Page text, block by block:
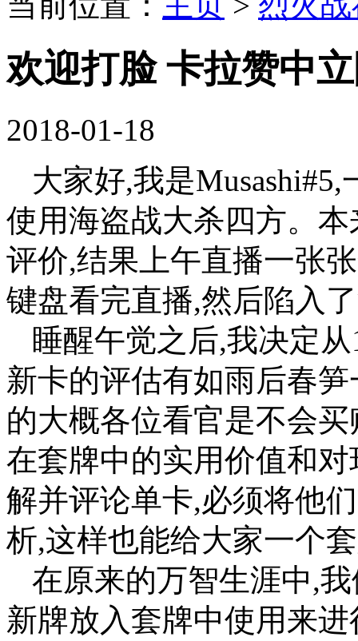
欢迎打脸 卡拉赞中
2018-01-18
大家好,我是
使用海盗战大杀四方。
评价,结果上午直播一张
键盘看完直播,然后陷入
睡醒午觉之后,我决定
新卡的评估有如雨后春
的大概各位看官是不会
在套牌中的实用价值和
解并评论单卡,必须将他
析,这样也能给大家一个
在原来的万智生涯中,
新牌放入套牌中使用来